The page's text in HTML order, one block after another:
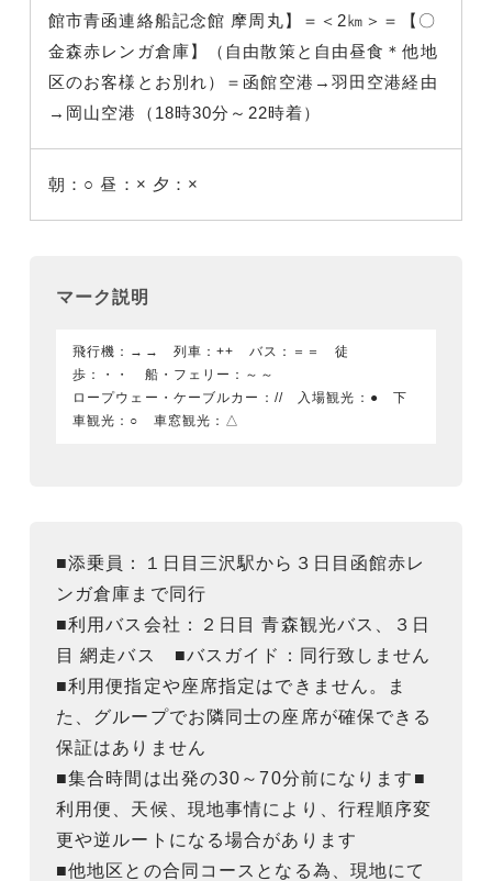
館市青函連絡船記念館 摩周丸】
＝＜2㎞＞＝【〇
金森赤レンガ倉庫】（自由散策と自由昼食＊他地
区のお客様とお別れ）＝函館空港→羽田空港経由
→岡山空港（18時30分～22時着）
朝：○ 昼：× 夕：×
マーク説明
飛行機：→→ 列車：++ バス：＝＝ 徒
歩：・・ 船・フェリー：～～
ロープウェー・ケーブルカー：// 入場観光：● 下
車観光：○ 車窓観光：△
■添乗員：１日目三沢駅から３日目函館赤レ
ンガ倉庫まで同行
■利用バス会社：２日目 青森観光バス、３日
目 網走バス ■バスガイド：同行致しません
■利用便指定や座席指定はできません。ま
た、グループでお隣同士の座席が確保できる
保証はありません
■集合時間は出発の30～70分前になります■
利用便、天候、現地事情により、行程順序変
更や逆ルートになる場合があります
■他地区との合同コースとなる為、現地にて